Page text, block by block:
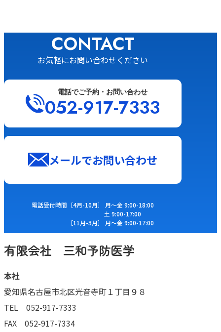
CONTACT
お気軽にお問い合わせください
電話でご予約・お問い合わせ
052-917-7333
メールでお問い合わせ
電話受付時間 ［4⽉-10⽉］ ⽉〜⾦ 9:00-18:00
⼟ 9:00-17:00
［11⽉-3⽉］ ⽉〜⾦ 9:00-17:00
有限会社 三和予防医学
本社
愛知県名古屋市北区光音寺町１丁目９８
TEL 052-917-7333
FAX 052-917-7334